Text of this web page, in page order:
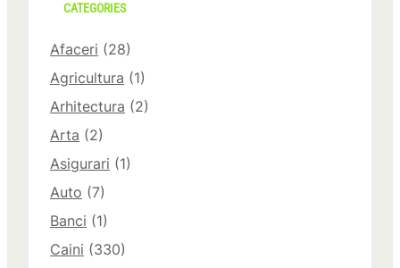
CATEGORIES
Afaceri (28)
Agricultura (1)
Arhitectura (2)
Arta (2)
Asigurari (1)
Auto (7)
Banci (1)
Caini (330)